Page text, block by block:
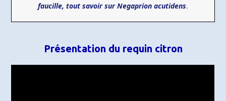
faucille, tout savoir sur Negaprion acutidens.
Présentation du requin citron